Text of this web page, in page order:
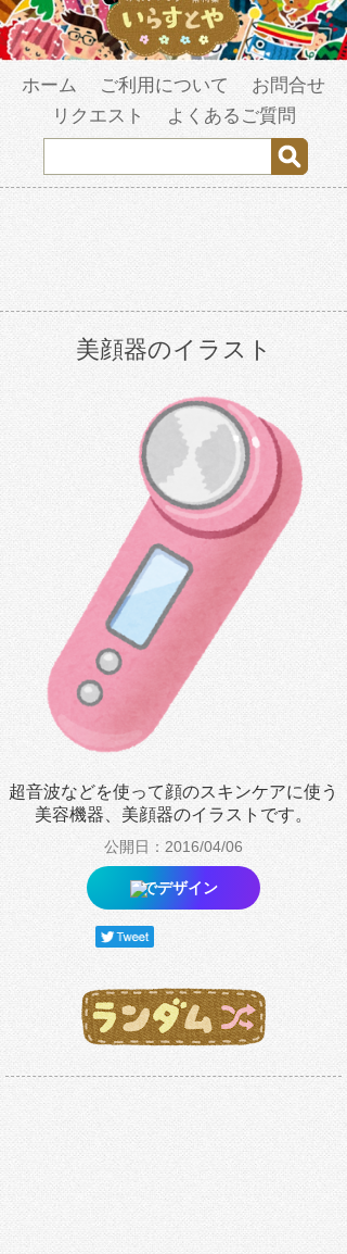
ホーム ご利用について
お問合せ
リクエスト
よくあるご質問
美顔器のイラスト
超音波などを使って顔のスキンケアに使う
美容機器、美顔器のイラストです。
公開日：2016/04/06
でデザイン